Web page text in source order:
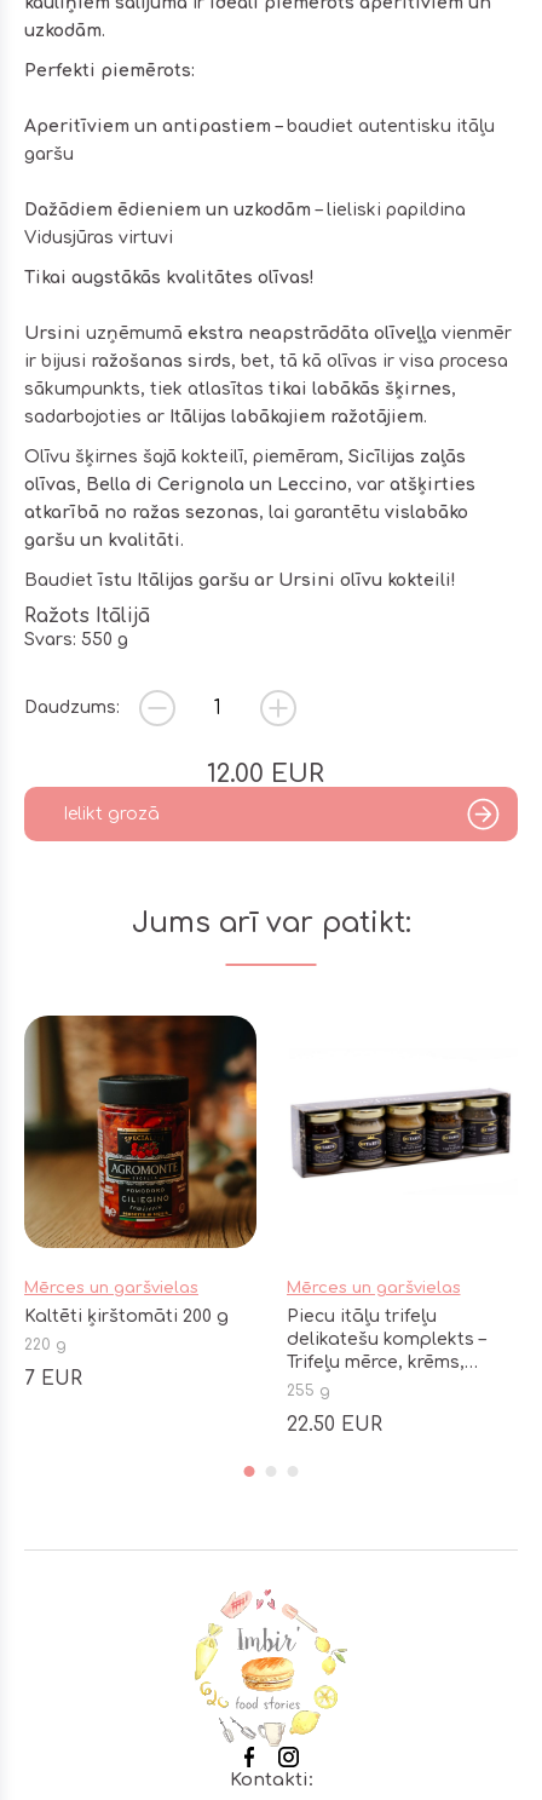
uzkodām.
Perfekti piemērots:
Aperitīviem un antipastiem – baudiet autentisku itāļu
garšu
Dažādiem ēdieniem un uzkodām – lieliski papildina
Vidusjūras virtuvi
Tikai augstākās kvalitātes olīvas!
Ursini uzņēmumā ekstra neapstrādāta olīveļļa vienmēr
ir bijusi ražošanas sirds, bet, tā kā olīvas ir visa procesa
sākumpunkts, tiek atlasītas tikai labākās šķirnes,
sadarbojoties ar Itālijas labākajiem ražotājiem.
Olīvu šķirnes šajā kokteilī, piemēram, Sicīlijas zaļās
olīvas, Bella di Cerignola un Leccino, var atšķirties
atkarībā no ražas sezonas, lai garantētu vislabāko
garšu un kvalitāti .
Baudietīstu Itālijas garšu ar Ursini olīvu kokteili!
Ražots Itālijā
Svars: 550 g
Daudzums:
12.00 EUR
Ielikt grozā
Jums arī var patikt:
Mērces un garšvielas
Kaltēti ķirštomāti 200 g
220 g
7 EUR
Mērces un garšvielas
Piecu itāļu trifeļu
delikatešu komplekts –
Trifeļu mērce, krēms,
īpašais sāls un medus
255 g
22.50 EUR
Footer
Kontakti: